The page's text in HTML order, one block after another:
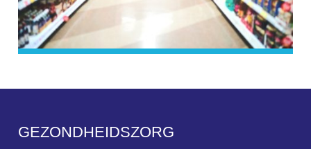
GEZONDHEIDSZORG